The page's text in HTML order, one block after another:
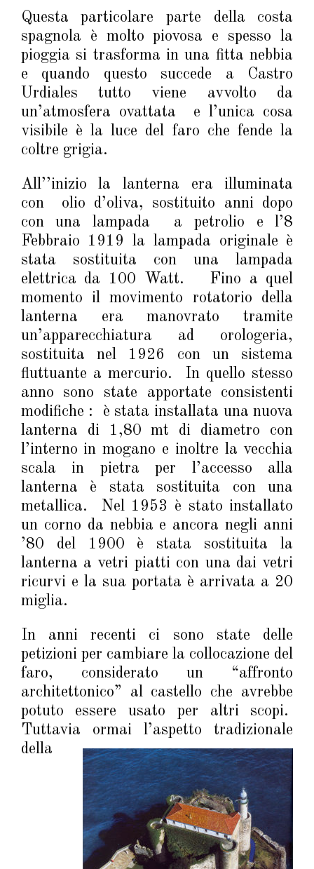
Questa particolare parte della costa
spagnola è molto piovosa e spesso la
pioggia si trasforma in una fitta nebbia
e quando questo succede a Castro
Urdiales tutto viene avvolto da
un’atmosfera ovattata e l’unica cosa
visibile è la luce del faro che fende la
coltre grigia.
All’’inizio la lanterna era illuminata
con olio d’oliva, sostituito anni dopo
con una lampada a petrolio e l’8
Febbraio 1919 la lampada originale è
stata sostituita con una lampada
elettrica da 100 Watt. Fino a quel
momento il movimento rotatorio della
lanterna era manovrato tramite
un’apparecchiatura ad orologeria,
sostituita nel 1926 con un sistema
fluttuante a mercurio. In quello stesso
anno sono state apportate consistenti
modifiche : è stata installata una nuova
lanterna di 1,80 mt di diametro con
l’interno in mogano e inoltre la vecchia
scala in pietra per l’accesso alla
lanterna è stata sostituita con una
metallica. Nel 1953 è stato installato
un corno da nebbia e ancora negli anni
’80 del 1900 è stata sostituita la
lanterna a vetri piatti con una dai vetri
ricurvi e la sua portata è arrivata a 20
miglia.
In anni recenti ci sono state delle
petizioni per cambiare la collocazione del
faro, considerato un “affronto
architettonico” al castello che avrebbe
potuto essere usato per altri scopi.
Tuttavia ormai l’aspetto tradizionale
della